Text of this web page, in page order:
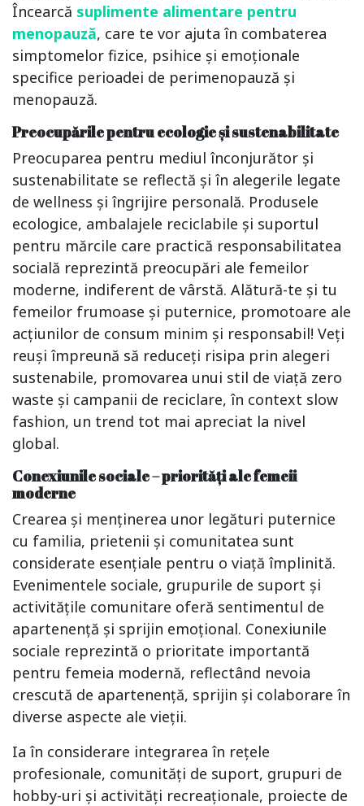
Încearcă suplimente alimentare pentru
menopauză, care te vor ajuta în combaterea
simptomelor fizice, psihice și emoționale
specifice perioadei de perimenopauză și
menopauză.
Preocupările pentru ecologie și sustenabilitate
Preocuparea pentru mediul înconjurător și
sustenabilitate se reflectă și în alegerile legate
de wellness și îngrijire personală. Produsele
ecologice, ambalajele reciclabile și suportul
pentru mărcile care practică responsabilitatea
socială reprezintă preocupări ale femeilor
moderne, indiferent de vârstă. Alătură-te și tu
femeilor frumoase și puternice, promotoare ale
acțiunilor de consum minim și responsabil! Veți
reuși împreună să reduceți risipa prin alegeri
sustenabile, promovarea unui stil de viață zero
waste și campanii de reciclare, în context slow
fashion, un trend tot mai apreciat la nivel
global.
Conexiunile sociale – priorități ale femeii
moderne
Crearea și menținerea unor legături puternice
cu familia, prietenii și comunitatea sunt
considerate esențiale pentru o viață împlinită.
Evenimentele sociale, grupurile de suport și
activitățile comunitare oferă sentimentul de
apartenență și sprijin emoțional. Conexiunile
sociale reprezintă o prioritate importantă
pentru femeia modernă, reflectând nevoia
crescută de apartenență, sprijin și colaborare în
diverse aspecte ale vieții.
Ia în considerare integrarea în rețele
profesionale, comunități de suport, grupuri de
hobby-uri și activități recreaționale, proiecte de